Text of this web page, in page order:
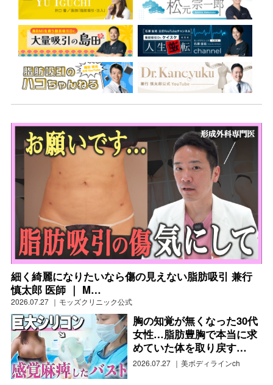
細く綺麗になりたいなら傷の見えない脂肪吸引 兼行
慎太郎 医師 ｜ M…
2026.07.27 モッズクリニック公式
胸の知覚が無くなった30代
女性…脂肪豊胸で本当に求
めていた体を取り戻す…
2026.07.27 美ボディラインch